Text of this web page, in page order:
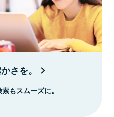
さを。
もスムーズに。